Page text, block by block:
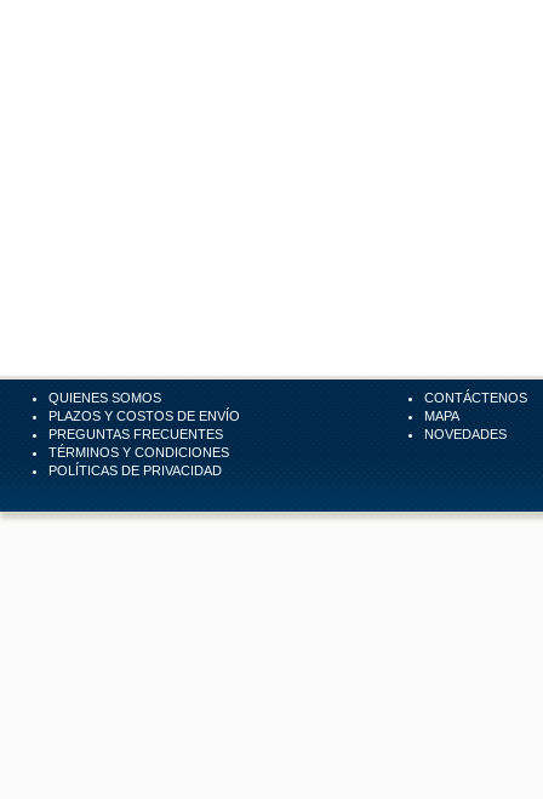
QUIENES SOMOS
PLAZOS Y COSTOS DE ENVÍO
PREGUNTAS FRECUENTES
TÉRMINOS Y CONDICIONES
POLÍTICAS DE PRIVACIDAD
CONTÁCTENOS
MAPA
NOVEDADES